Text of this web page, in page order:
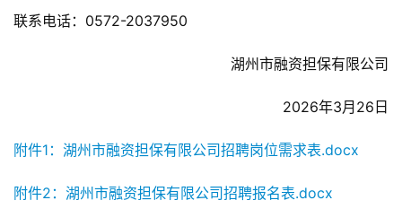
联系电话：0572-2037950
湖州市融资担保有限公司
2026年3月26日
附件1：湖州市融资担保有限公司招聘岗位需求表.docx
附件2：湖州市融资担保有限公司招聘报名表.docx